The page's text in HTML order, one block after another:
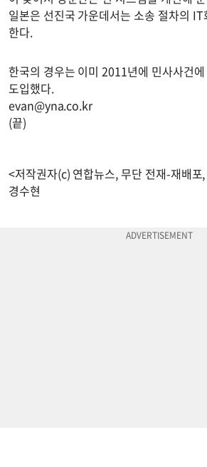
일본은 선진국 가운데서는 소송 절차의
한다.
한국의 경우는 이미 2011년에 민사사건
도입했다.
evan@yna.co.kr
(끝)
<저작권자(c) 연합뉴스, 무단 전재-재배
경수현